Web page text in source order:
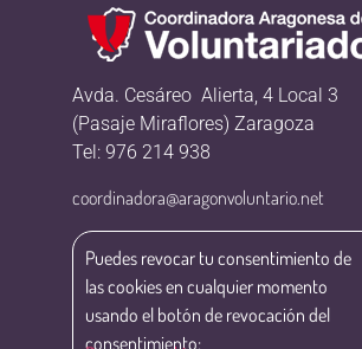
Avda. Cesáreo Alierta, 4 Local 3
(Pasaje Miraflores) Zaragoza
Tel: 976 214 938
coordinadora@aragonvoluntario.net
Puedes revocar tu consentimiento de
las cookies en cualquier momento
usando el botón de revocación del
consentimiento: